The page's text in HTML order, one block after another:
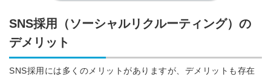
SNS採用（ソーシャルリクルーティング）の
デメリット
SNS採用には多くのメリットがありますが、デメリットも存在
採用に役立つ記事・資料が届く